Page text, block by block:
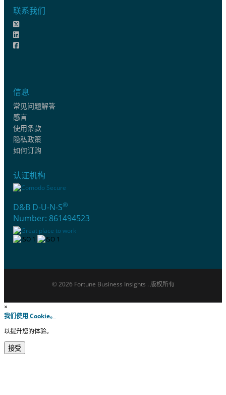
联系我们
信息
常见问题解答
感言
使用条款
隐私政策
如何订购
认证机构
D&B D-U-N-S®
Number: 861494523
© 2026 Fortune Business Insights . 版权所有
×
我们使用 Cookie。
以提升您的体验。
接受